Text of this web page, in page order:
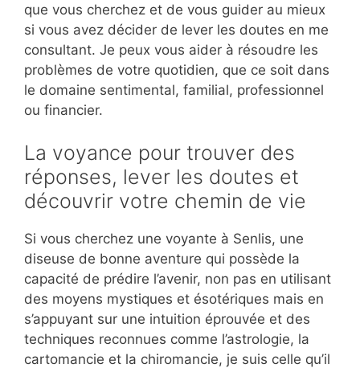
que vous cherchez et de vous guider au mieux
si vous avez décider de lever les doutes en me
consultant. Je peux vous aider à résoudre les
problèmes de votre quotidien, que ce soit dans
le domaine sentimental, familial, professionnel
ou financier.
La voyance pour trouver des
réponses, lever les doutes et
découvrir votre chemin de vie
Si vous cherchez une voyante à Senlis, une
diseuse de bonne aventure qui possède la
capacité de prédire l’avenir, non pas en utilisant
des moyens mystiques et ésotériques mais en
s’appuyant sur une intuition éprouvée et des
techniques reconnues comme l’astrologie, la
cartomancie et la chiromancie, je suis celle qu’il